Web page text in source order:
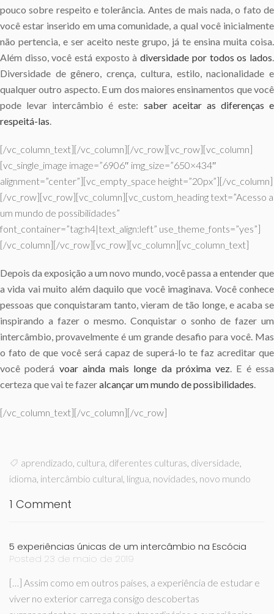
pouco sobre respeito e tolerância. Antes de mais nada, o fato de
você estar inserido em uma comunidade, a qual você inicialmente
não pertencia, e ser aceito neste grupo, já te ensina muita coisa.
Além disso, você está exposto àdiversidade por todos os lados
Diversidade de gênero, crença, cultura, estilo, nacionalidade e
qualquer outro aspecto. E um dos maiores ensinamentos que você
pode levar intercâmbio é este: saber aceitar as diferenças e
respeitá-las
[/vc_column_text][/vc_column][/vc_row][vc_row][vc_column]
[vc_single_image image=”6906″ img_size=”650×434″
alignment=”center”][vc_empty_space height=”20px”][/vc_column]
[/vc_row][vc_row][vc_column][vc_custom_heading text=”Acesso a
um mundo de possibilidades”
font_container=”tag:h4|text_align:left” use_theme_fonts=”yes”]
[/vc_column][/vc_row][vc_row][vc_column][vc_column_text]
Depois da exposição a um novo mundo, você passa a entender que
a vida vai muito além daquilo que você imaginava. Você conhece
pessoas que conquistaram tanto, vieram de tão longe, e acaba se
inspirando a fazer o mesmo. Conquistar o sonho de fazer um
intercâmbio, provavelmente é um grande desafio para você. Mas
o fato de que você será capaz de superá-lo te faz acreditar que
você poderá voar ainda mais longe da próxima vez . E é essa
certeza que vai te fazeralcançar um mundo de possibilidades
[/vc_column_text][/vc_column][/vc_row]
aprendizado cultura diferentes culturas diversidade
idioma intercâmbio cultural língua novidades novo mundo
1 Comment
5 experiências únicas de um intercâmbio na Escócia
Posted 23 de maio de 2019
[…] Assim como em outros países, a experiência de estudar e
viver no exterior carrega consigo descobertas